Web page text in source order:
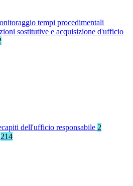
tempi procedimentali
sostitutive e acquisizione d'ufficio
dell'ufficio responsabile 2
214